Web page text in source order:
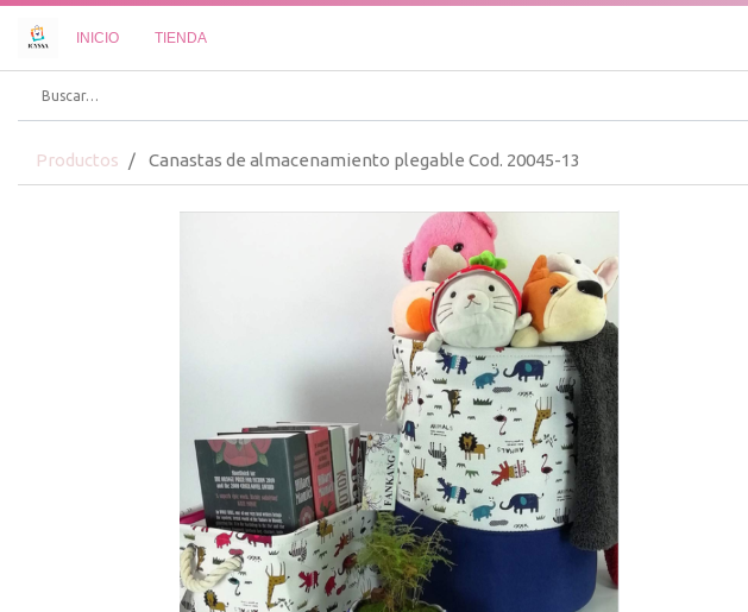
INICIO TIENDA
Productos Canastas de almacenamiento plegable Cod. 20045-13